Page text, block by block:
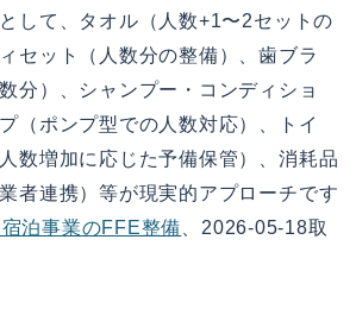
して、タオル（人数+1〜2セットの
セット（人数分の整備）、歯ブラ
分）、シャンプー・コンディショ
（ポンプ型での人数対応）、トイ
数増加に応じた予備保管）、消耗品
者連携）等が現実的アプローチです
泊事業のFFE整備 、2026-05-18取